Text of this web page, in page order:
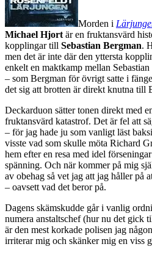
Morden i
Michael Hjort är en fruktansvärd
kopplingar till Sebastian Bergman.
men det är inte där den yttersta
enkelt en maktkamp mellan
– som Bergman för övrigt satte i
det sig att brotten är direkt knutna till
Deckarduon sätter tonen direkt med
fruktansvärd katastrof. Det är fel att
– för jag hade ju som vanligt läst
visste vad som skulle möta Richard
hem efter en resa med idel
spänning. Och när kommer på mig
av obehag så vet jag att jag håller på
– oavsett vad det beror på.
Dagens skämskudde går i vanlig
numera anstaltschef (hur nu det gick
är den mest korkade polisen jag
irriterar mig och skänker mig en viss